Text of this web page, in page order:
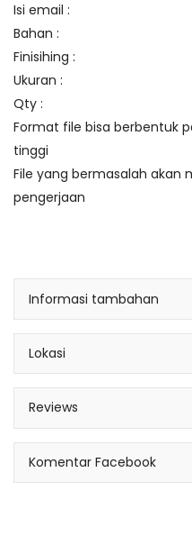
Isi email :
Bahan :
Finisihing :
Ukuran :
Qty :
Format file bisa berbentuk
tinggi
File yang bermasalah akan
pengerjaan
Informasi tambahan
Lokasi
Reviews
Komentar Facebook